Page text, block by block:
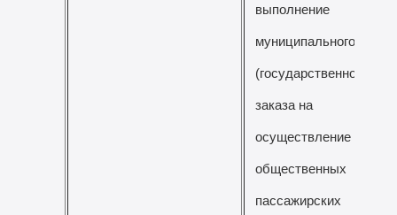
выполнение
муниципального
(государственного)
заказа на
осуществление
общественных
пассажирских